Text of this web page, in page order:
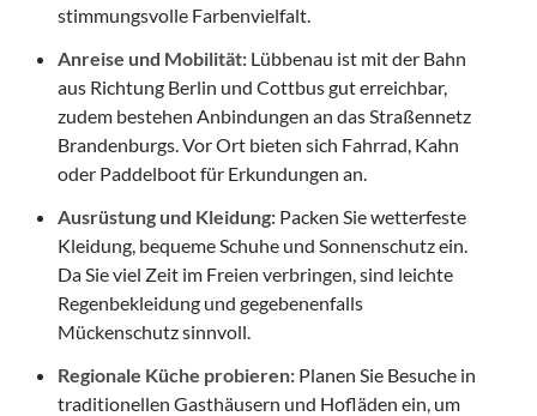
stimmungsvolle Farbenvielfalt.
Anreise und Mobilität: Lübbenau ist mit der Bahn
aus Richtung Berlin und Cottbus gut erreichbar,
zudem bestehen Anbindungen an das Straßennetz
Brandenburgs. Vor Ort bieten sich Fahrrad, Kahn
oder Paddelboot für Erkundungen an.
Ausrüstung und Kleidung: Packen Sie wetterfeste
Kleidung, bequeme Schuhe und Sonnenschutz ein.
Da Sie viel Zeit im Freien verbringen, sind leichte
Regenbekleidung und gegebenenfalls
Mückenschutz sinnvoll.
Regionale Küche probieren: Planen Sie Besuche in
traditionellen Gasthäusern und Hofläden ein, um